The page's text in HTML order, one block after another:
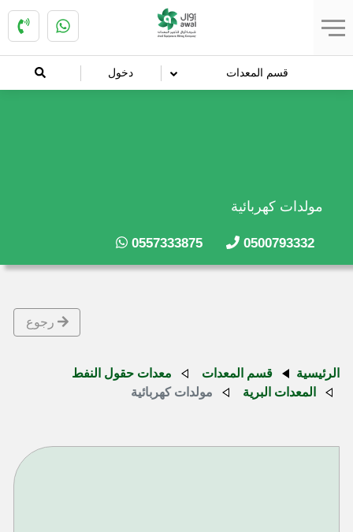
قسم المعدات دخول
مولدات كهربائية
0500793332
0557333875
الرئيسية قسم المعدات
معدات حقول النفط
المعدات البرية
مولدات كهربائية
رجوع